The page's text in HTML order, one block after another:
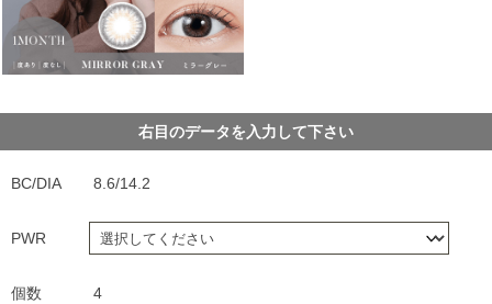
右目のデータを入力して下さい
BC/DIA 8.6/14.2
PWR
個数 4